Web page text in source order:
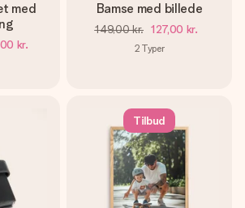
med
kr.
Bamse med billede
149,00 kr. 127,00 kr.
2 Typer
Tilbud